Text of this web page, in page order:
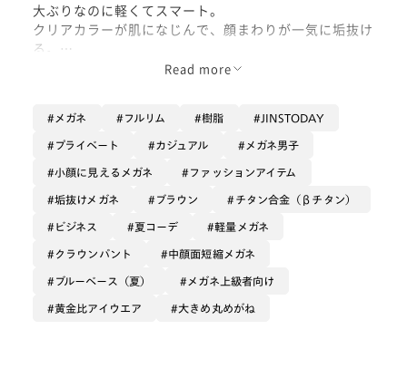
大ぶりなのに軽くてスマート。
クリアカラーが肌になじんで、顔まわりが一気に垢抜け
る。
樹脂×金属のコンビネーションが、ナチュラルに“こだ
夏のヘルシースタイルに抜け感をオン。
洒落てるけど気取らない、ちょうどいいバランス
Read more
メガネ フルリム 樹脂 JINSTODAY
プライベート カジュアル メガネ男子
小顔に見えるメガネ ファッションアイテム
垢抜けメガネ ブラウン チタン合金（βチタン）
ビジネス 夏コーデ 軽量メガネ
クラウンパント 中顔面短縮メガネ
ブルーベース（夏） メガネ上級者向け
黄金比アイウエア 大きめ丸めがね